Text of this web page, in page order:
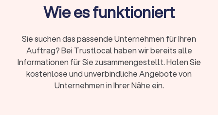
reduzieren und offene Gespräche fördern.
Konfliktbewältigung: Strategien entwickeln, um
Definition gemeinsamer Ziele:Klarheit über Erwartungen
und Zukunftspläne schaffen.
Unterstützung nach einer Trennung: Eine professionelle
Paartherapie nach Trennung kann helfen, eine
respektvolle Basis für die Zukunft zu finden.
Wie es funktioniert
Sie suchen das passende Unternehmen für Ihren
Auftrag? Bei Trustlocal haben wir bereits alle
Informationen für Sie zusammengestellt. Holen Sie
kostenlose und unverbindliche Angebote von
Unternehmen in Ihrer Nähe ein.